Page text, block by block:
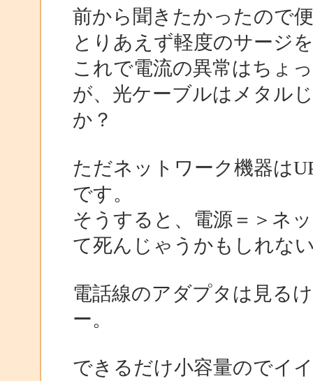
前から聞きたかったので
とりあえず軽度のサージ
これで電流の異常はちょ
が、光ケーブルはメタル
か？
ただネットワーク機器は
です。
そうすると、電源＝＞ネ
て死んじゃうかもしれな
電話線のアダプタは見る
ー。
できるだけ小容量のでイ